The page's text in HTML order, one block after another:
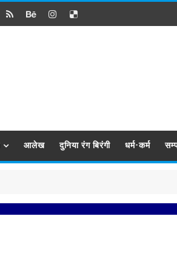
आलेख दुनिया रंग बिरंगी धर्म-कर्म